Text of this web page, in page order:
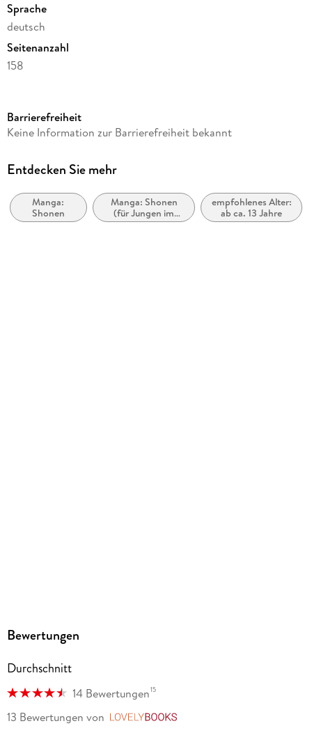
Sprache
deutsch
Seitenanzahl
158
Reihe
Autor/Autorin
Übersetzung
Gregor Wakounig
Barrierefreiheit
Keine Information zur Barrierefreiheit bekannt
Entdecken Sie mehr
Manga:
Shonen
Manga: Shonen
(für Jungen im
Teenageralter)
empfohlenes Alter:
ab ca. 13 Jahre
Bewertungen
Durchschnitt
14 Bewertungen15
13 Bewertungen von